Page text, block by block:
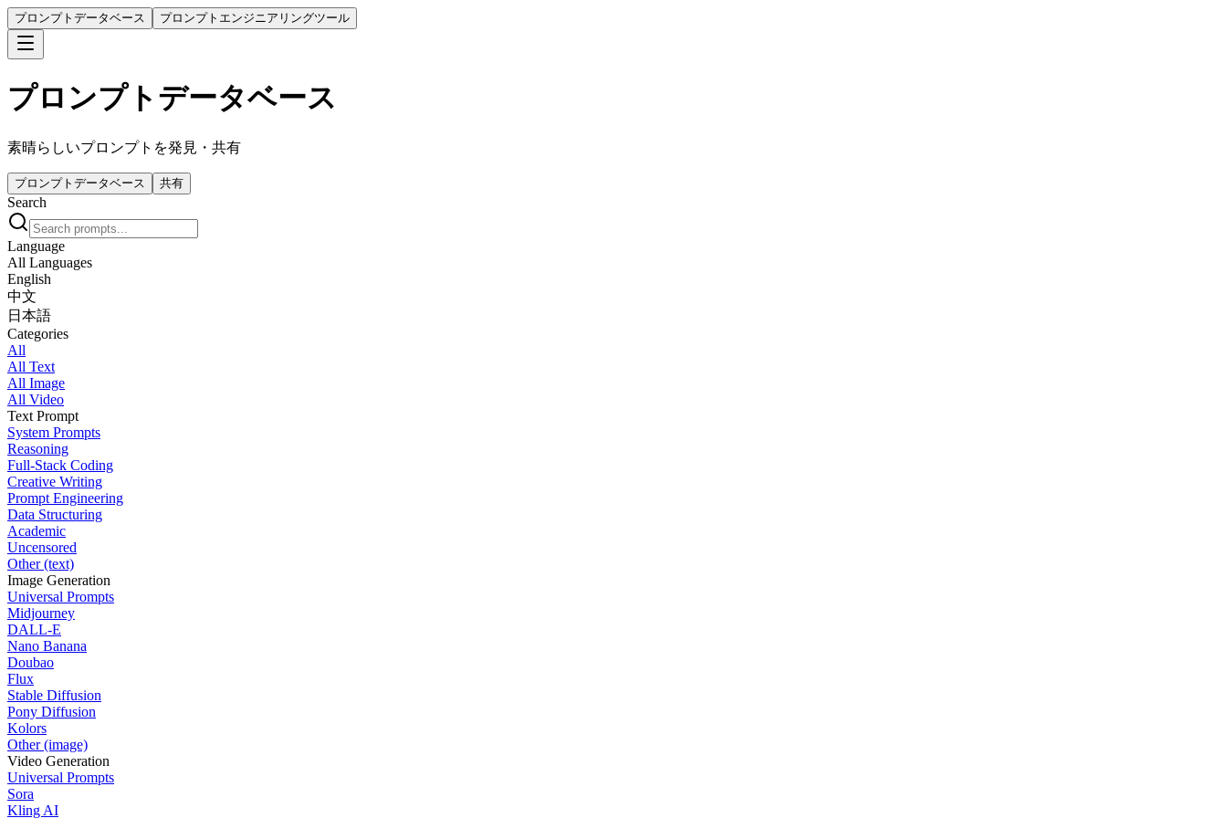
プロンプトデータベース プロンプトエンジニアリングツール
プロンプトデータベース
素晴らしいプロンプトを発見・共有
プロンプトデータベース 共有
Search
Language
All Languages
English
中文
日本語
Categories
All
All Text
All Image
All Video
Text Prompt
System Prompts
Reasoning
Full-Stack Coding
Creative Writing
Prompt Engineering
Data Structuring
Academic
Uncensored
Other (text)
Image Generation
Universal Prompts
Midjourney
DALL-E
Nano Banana
Doubao
Flux
Stable Diffusion
Pony Diffusion
Kolors
Other (image)
Video Generation
Universal Prompts
Sora
Kling AI